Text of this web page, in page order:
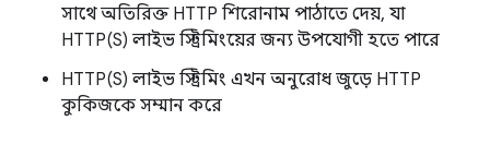
সাথে অতিরিক্ত HTTP শিরোনাম পাঠাতে দেয়, যা
HTTP(S) লাইভ স্ট্রিমিংয়ের জন্য উপযোগী হতে পারে
HTTP(S) লাইভ স্ট্রিমিং এখন অনুরোধ জুড়ে HTTP
কুকিজকে সম্মান করে